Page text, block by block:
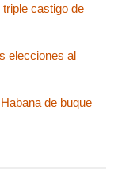
castigo de
elecciones al
de buque